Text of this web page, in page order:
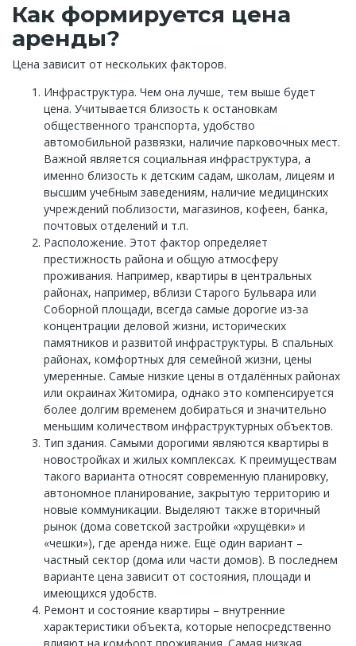
Как формируется цена
аренды?
Цена зависит от нескольких факторов.
Инфраструктура. Чем она лучше, тем выше будет
цена. Учитывается близость к остановкам
общественного транспорта, удобство
автомобильной развязки, наличие парковочных мест.
Важной является социальная инфраструктура, а
именно близость к детским садам, школам, лицеям и
высшим учебным заведениям, наличие медицинских
учреждений поблизости, магазинов, кофеен, банка,
почтовых отделений и т.п.
Расположение. Этот фактор определяет
престижность района и общую атмосферу
проживания. Например, квартиры в центральных
районах, например, вблизи Старого Бульвара или
Соборной площади, всегда самые дорогие из-за
концентрации деловой жизни, исторических
памятников и развитой инфраструктуры. В спальных
районах, комфортных для семейной жизни, цены
умеренные. Самые низкие цены в отдалённых районах
или окраинах Житомира, однако это компенсируется
более долгим временем добираться и значительно
меньшим количеством инфраструктурных объектов.
Тип здания. Самыми дорогими являются квартиры в
новостройках и жилых комплексах. К преимуществам
такого варианта относят современную планировку,
автономное планирование, закрытую территорию и
новые коммуникации. Выделяют также вторичный
рынок (дома советской застройки «хрущёвки» и
«чешки»), где аренда ниже. Ещё один вариант –
частный сектор (дома или части домов). В последнем
варианте цена зависит от состояния, площади и
имеющихся удобств.
Ремонт и состояние квартиры – внутренние
характеристики объекта, которые непосредственно